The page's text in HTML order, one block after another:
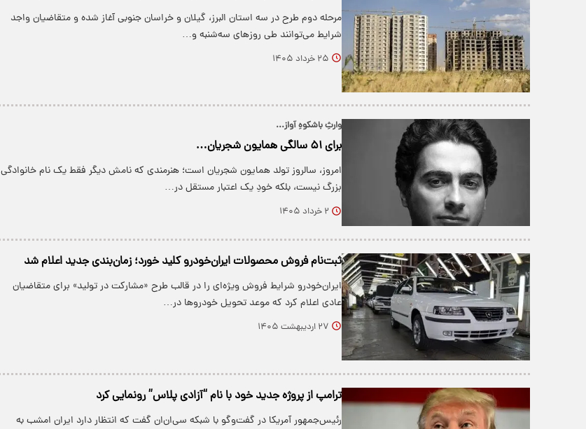
مرحله دوم طرح در سه استان البرز، گیلان و خراسان جنوبی آغاز شده و متقاضیان واجد
شرایط می‌توانند طی روزهای سه‌شنبه و…
۲۵ خرداد ۱۴۰۵
وارثِ باشکوهِ آواز...
برای ۵۱ سالگی همایون شجریان…
امروز، سالروز تولد همایون شجریان است؛ هنرمندی که نامش دیگر فقط یک نام خانوادگی
بزرگ نیست، بلکه خودِ یک اعتبار مستقل در…
۲ خرداد ۱۴۰۵
ثبت‌نام فروش محصولات ایران‌خودرو کلید خورد؛ زمان‌بندی جدید اعلام شد
ایران‌خودرو شرایط فروش ویژه‌ای را در قالب طرح «مشارکت در تولید» برای متقاضیان
عادی اعلام کرد که موعد تحویل خودروها در…
۲۷ اردیبهشت ۱۴۰۵
ترامپ از پروژه جدید خود با نام “آزادی پلاس” رونمایی کرد
رئیس‌جمهور آمریکا در گفت‌وگو با شبکه سی‌ان‌ان گفت که انتظار دارد ایران امشب به